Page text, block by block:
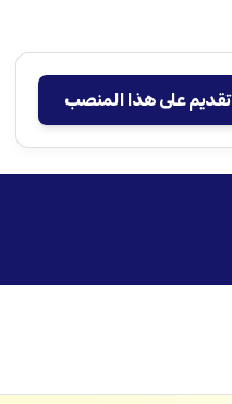
تقديم على هذا المنصب